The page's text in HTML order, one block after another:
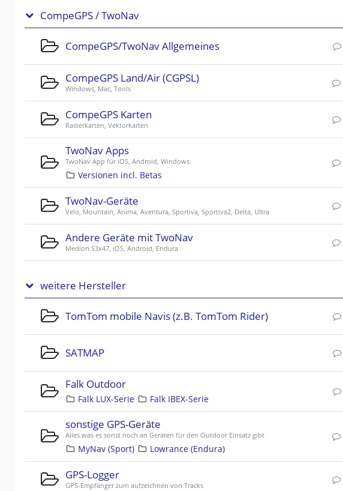
CompeGPS / TwoNav
CompeGPS/TwoNav Allgemeines
CompeGPS Land/Air (CGPSL)
Windows, Mac, Tools
CompeGPS Karten
Rasterkarten, Vektorkarten
TwoNav Apps
TwoNav App für iOS, Android, Windows
Versionen incl. Betas
TwoNav-Geräte
Velo, Mountain, Anima, Aventura, Sportiva, Sportiva2, Delta, Ultra
Andere Geräte mit TwoNav
Medion S3x47, iOS, Android, Endura
weitere Hersteller
TomTom mobile Navis (z.B. TomTom Rider)
SATMAP
Falk Outdoor
Falk LUX-Serie Falk IBEX-Serie
sonstige GPS-Geräte
Alles was es sonst noch an Geräten für den Outdoor Einsatz gibt
MyNav (Sport) Lowrance (Endura)
GPS-Logger
GPS-Empfänger zum aufzeichnen von Tracks